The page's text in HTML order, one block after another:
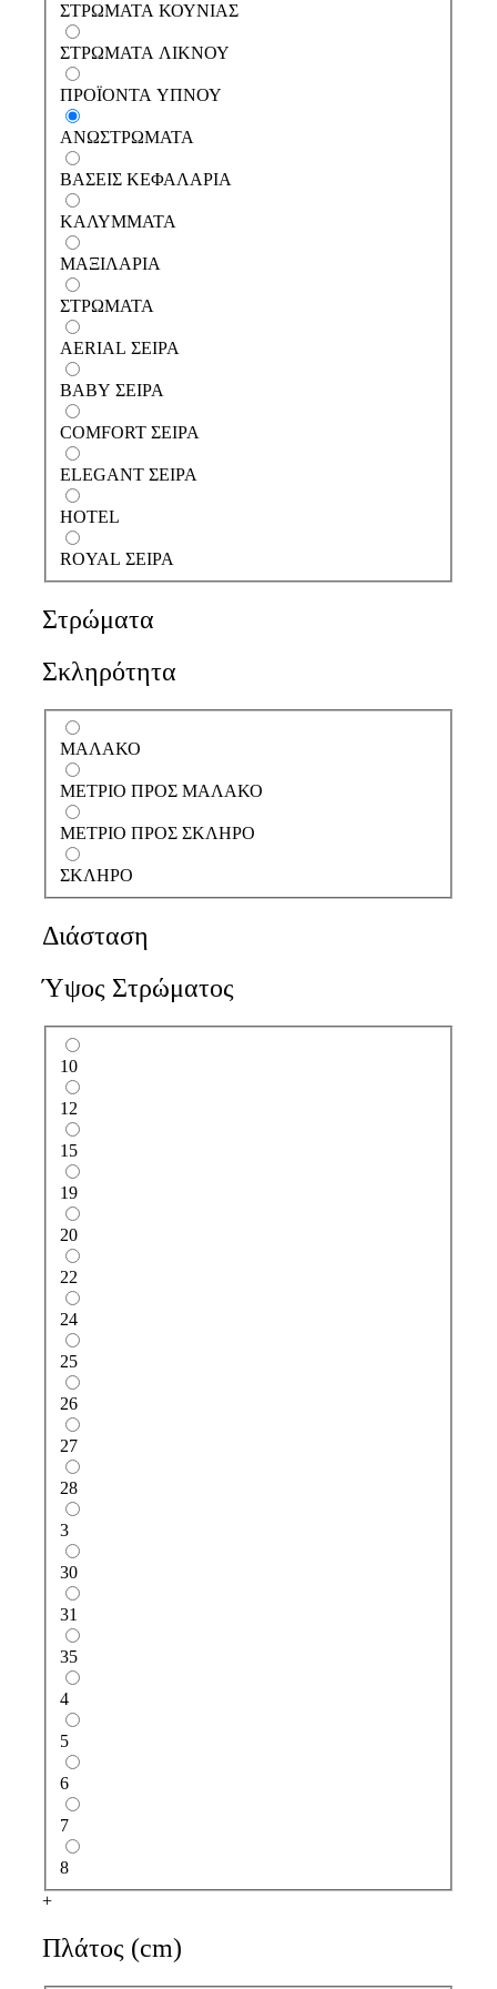
ΣΤΡΩΜΑΤΑ
ΠΡΟΪΟΝΤΑ ΥΠΝΟΥ
ΑΝΩΣΤΡΩΜΑΤΑ
Κύδωνας Ηοtel
ΣΤΡΩΜΑΤΑ ΚΟΥΝΙΑΣ
ΣΤΡΩΜΑΤΑ ΛΙΚΝΟΥ
ΜΑΞΙΛΑΡΙΑ ΚΟΥΝΙΑΣ
ΣΤΡΩΜΑΤΑ ΚΟΥΝΙΑΣ
ΣΤΡΩΜΑΤΑ ΛΙΚΝΟΥ
ΠΡΟΪΟΝΤΑ ΥΠΝΟΥ
ΑΝΩΣΤΡΩΜΑΤΑ
ΒΑΣΕΙΣ ΚΕΦΑΛΑΡΙΑ
ΚΑΛΥΜΜΑΤΑ
ΜΑΞΙΛΑΡΙΑ
ΣΤΡΩΜΑΤΑ
AERIAL ΣΕΙΡΑ
BABY ΣΕΙΡΑ
COMFORT ΣΕΙΡΑ
ELEGANT ΣΕΙΡΑ
HOTEL
ROYAL ΣΕΙΡΑ
Στρώματα
Σκληρότητα
ΜΑΛΑΚΟ
ΜΕΤΡΙΟ ΠΡΟΣ ΜΑΛΑΚΟ
ΜΕΤΡΙΟ ΠΡΟΣ ΣΚΛΗΡΟ
ΣΚΛΗΡΟ
Διάσταση
Ύψος Στρώματος
10
12
15
19
20
22
24
25
26
27
28
3
30
31
35
4
5
6
7
8
+
Πλάτος (cm)